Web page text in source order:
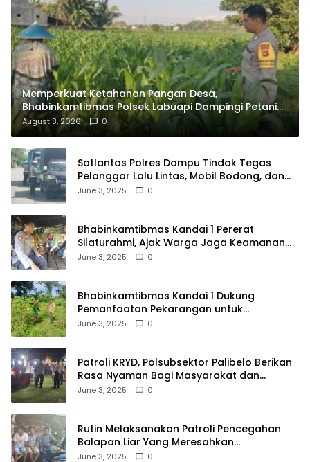
Memperkuat Ketahanan Pangan Desa,
Bhabinkamtibmas Polsek Labuapi Dampingi Petani
Kuranji Dalang
August 8, 2026 0
Satlantas Polres Dompu Tindak Tegas
Pelanggar Lalu Lintas, Mobil Bodong, dan
Kendaraan Tak Bayar Pajak
June 3, 2025 0
Bhabinkamtibmas Kandai 1 Pererat
Silaturahmi, Ajak Warga Jaga Keamanan
Lingkungan
June 3, 2025 0
Bhabinkamtibmas Kandai 1 Dukung
Pemanfaatan Pekarangan untuk
Ketahanan Pangan Menuju Indonesia Emas
June 3, 2025 0
Patroli KRYD, Polsubsektor Palibelo Berikan
Rasa Nyaman Bagi Masyarakat dan
Antisipasi Aksi Menjurus Premanisme
June 3, 2025 0
Rutin Melaksanakan Patroli Pencegahan
Balapan Liar Yang Meresahkan
Masyarakat, Polsek Soromandi
June 3, 2025 0